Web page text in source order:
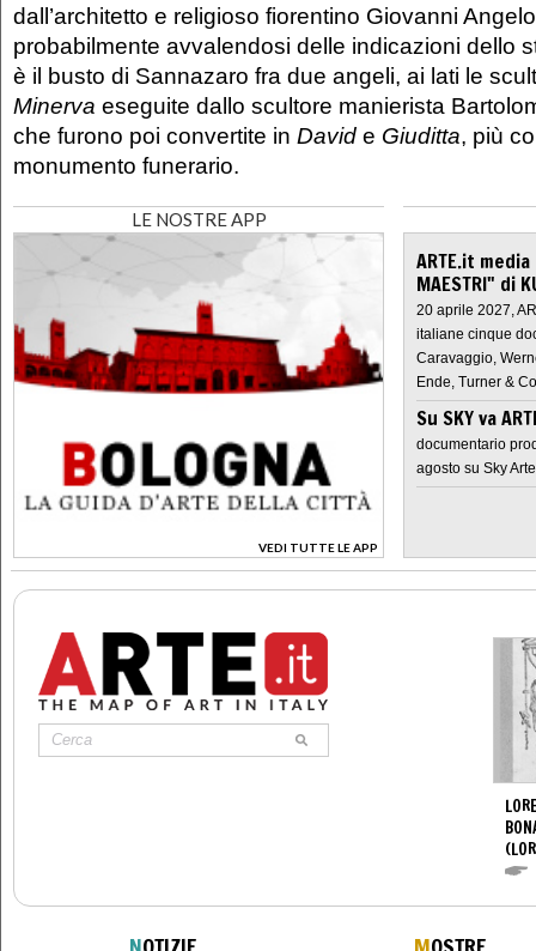
dall’architetto e religioso fiorentino Giovanni
probabilmente avvalendosi delle indicazioni dello
è il busto di Sannazaro fra due angeli, ai lati le
Minerva eseguite dallo scultore manierista
che furono poi convertite in David e Giuditta, più
monumento funerario.
LE NOSTRE APP
VEDI TUTTE LE APP
>
ARTE.it
MAESTRI" di
20 aprile 2027,
italiane cinque
Caravaggio,
Ende, Turner &
Su SKY va
documentario
agosto su Sky Arte